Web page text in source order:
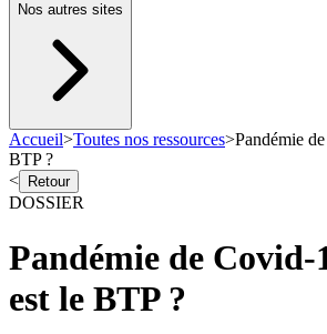
Nos autres sites
Accueil>Toutes nos ressources>Pandémie
BTP ?
<
Retour
DOSSIER
Pandémie de Covid-
est le BTP ?